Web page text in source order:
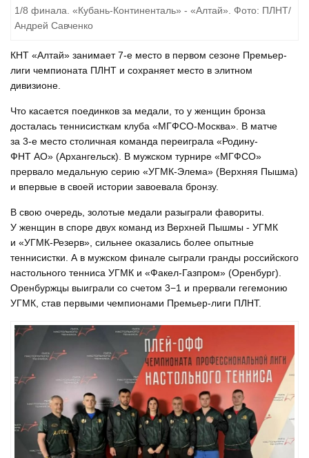
1/8 финала. «Кубань-Континенталь» - «Алтай». Фото: ПЛНТ/
Андрей Савченко
КНТ «Алтай» занимает 7-е место в первом сезоне Премьер-
лиги чемпионата ПЛНТ и сохраняет место в элитном
дивизионе.
Что касается поединков за медали, то у женщин бронза
досталась теннисисткам клуба «МГФСО-Москва». В матче
за 3-е место столичная команда переиграла «Родину-
ФНТ АО» (Архангельск). В мужском турнире «МГФСО»
прервало медальную серию «УГМК-Элема» (Верхняя Пышма)
и впервые в своей истории завоевала бронзу.
В свою очередь, золотые медали разыграли фавориты.
У женщин в споре двух команд из Верхней Пышмы - УГМК
и «УГМК-Резерв», сильнее оказались более опытные
теннисистки. А в мужском финале сыграли гранды российского
настольного тенниса УГМК и «Факел-Газпром» (Оренбург).
Оренбуржцы выиграли со счетом 3−1 и прервали гегемонию
УГМК, став первыми чемпионами Премьер-лиги ПЛНТ.